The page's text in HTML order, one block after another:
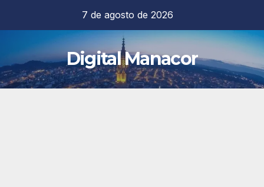
contenido
7 de agosto de 2026
Digital Manacor